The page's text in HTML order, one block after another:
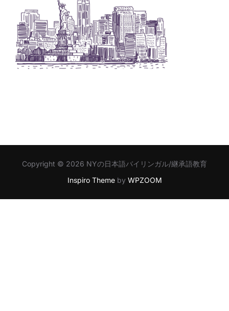
Copyright © 2026 NYの日本語バイリンガル/継承語教育
Inspiro Themeby WPZOOM